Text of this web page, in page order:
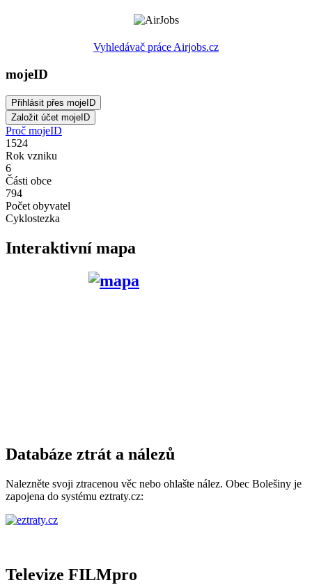
Vyhledávač práce Airjobs.cz
mojeID
Proč mojeID
1524
Rok vzniku
6
Části obce
794
Počet obyvatel
Cyklostezka
Interaktivní mapa
Databáze ztrát a nálezů
Nalezněte svoji ztracenou věc nebo ohlašte nález. Obec Bolešiny je
zapojena do systému eztraty.cz:
Televize FILMpro